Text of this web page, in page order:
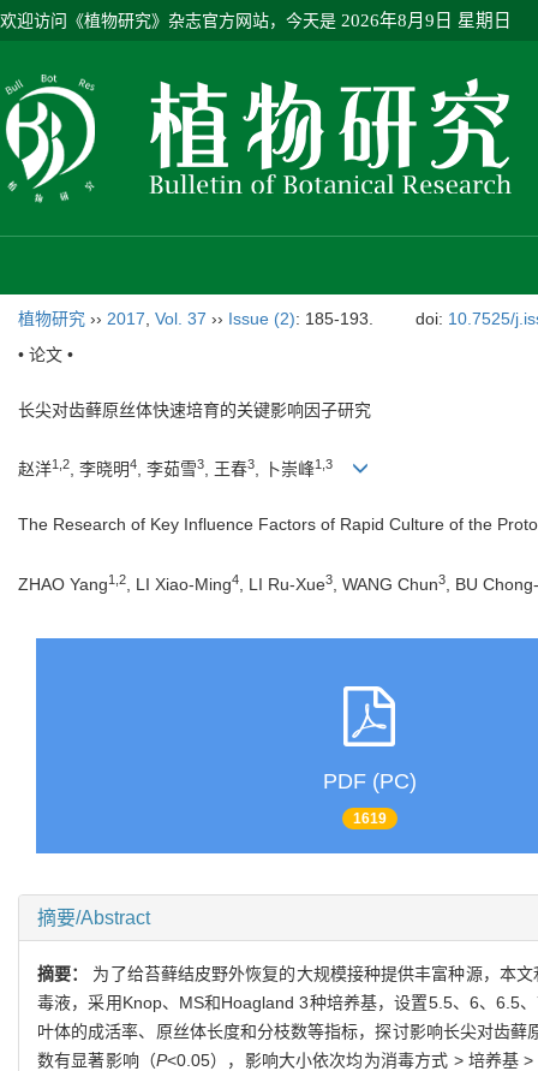
欢迎访问《植物研究》杂志官方网站，今天是 2026年8月9日 星期日
植物研究 ›› 2017 Vol. 37 ›› Issue (2): 185-193. doi: 10.7525/
• 论文 •
长尖对齿藓原丝体快速培育的关键影响因子研究
赵洋1,2, 李晓明4, 李茹雪3, 王春3, 卜崇峰1,3
The Research of Key Influence Factors of Rapid Culture of the
ZHAO Yang1,2 , LI Xiao-Ming4 , LI Ru-Xue3 , WANG Chun3 , BU
PDF (PC)
1619
摘要/Abstract
摘要： 为了给苔藓结皮野外恢复的大规模接种提供丰富种源，本
毒液，采用Knop、MS和Hoagland 3种培养基，设置5.5、6、6.5
叶体的成活率、原丝体长度和分枝数等指标，探讨影响长尖对齿
数有显著影响（P<0.05），影响大小依次均为消毒方式 > 培养基